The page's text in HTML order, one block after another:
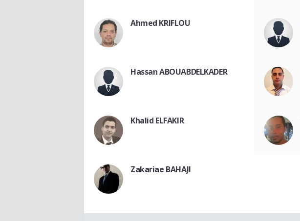
Ahmed KRIFLOU
Hassan ABOUABDELKADER
Khalid ELFAKIR
Zakariae BAHAJI